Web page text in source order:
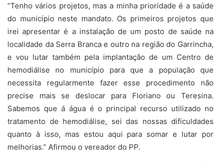
“Tenho vários projetos, mas a minha prioridade é a saúde
do município neste mandato. Os primeiros projetos que
irei apresentar é a instalação de um posto de saúde na
localidade da Serra Branca e outro na região do Garrincha,
e vou lutar também pela implantação de um Centro de
hemodiálise no município para que a população que
necessita regularmente fazer esse procedimento não
precise mais se deslocar para Floriano ou Teresina.
Sabemos que á água é o principal recurso utilizado no
tratamento de hemodiálise, sei das nossas dificuldades
quanto à isso, mas estou aqui para somar e lutar por
melhorias.” Afirmou o vereador do PP.